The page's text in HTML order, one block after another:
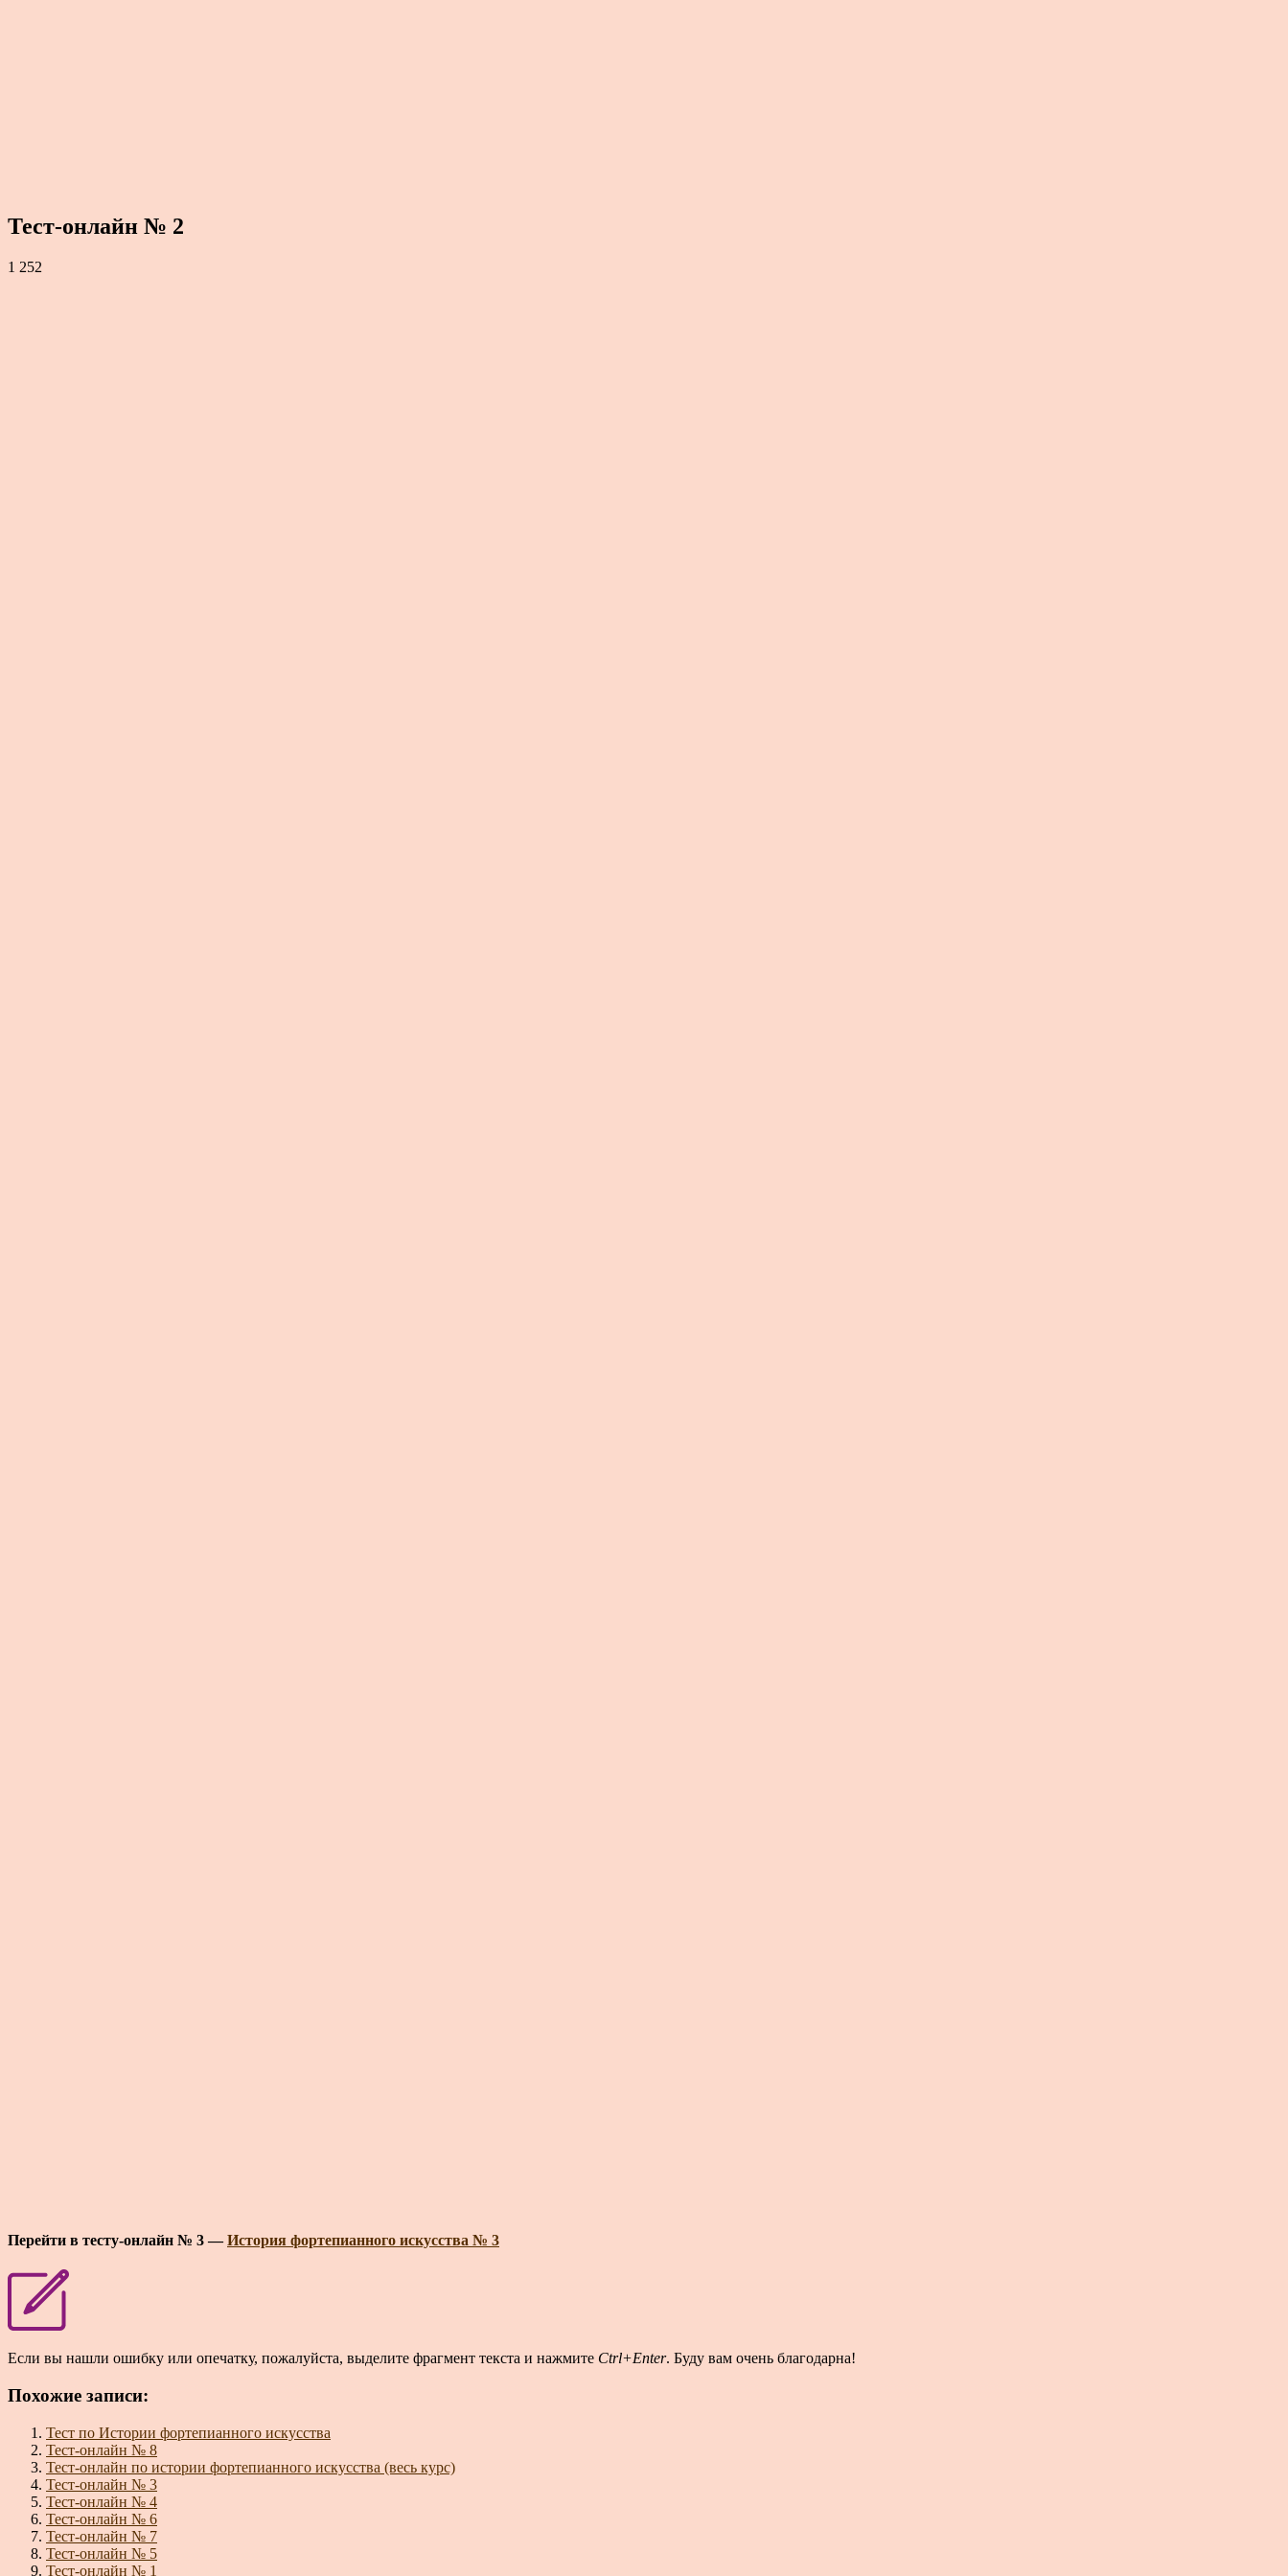
Тест-онлайн № 2
1 252
Перейти в тесту-онлайн № 3 —История фортепианного искусства № 3
Если вы нашли ошибку или опечатку, пожалуйста, выделите фрагмент текста и нажмите Ctrl+Enter. Буду вам очень благодарна!
Похожие записи:
Тест по Истории фортепианного искусства
Тест-онлайн № 8
Тест-онлайн по истории фортепианного искусства (весь курс)
Тест-онлайн № 3
Тест-онлайн № 4
Тест-онлайн № 6
Тест-онлайн № 7
Тест-онлайн № 5
Тест-онлайн № 1